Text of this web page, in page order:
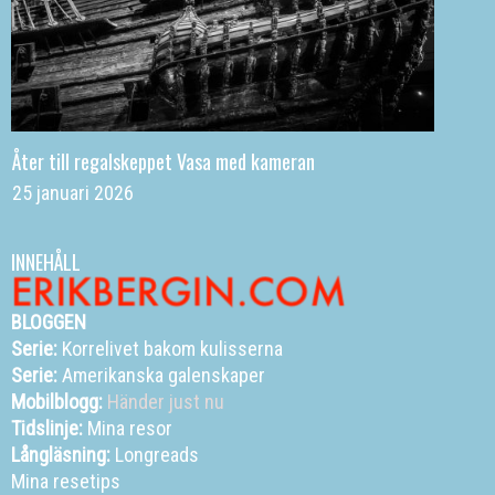
Åter till regalskeppet Vasa med kameran
25 januari 2026
INNEHÅLL
BLOGGEN
Serie: Korrelivet bakom kulisserna
Serie:Amerikanska galenskaper
Mobilblogg: Händer just nu
Tidslinje: Mina resor
Långläsning: Longreads
Mina resetips